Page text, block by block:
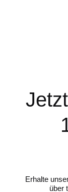
Erhalte
über